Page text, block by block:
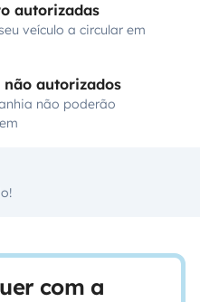
autorizadas
veículo a circular em
autorizados
não poderão
com a